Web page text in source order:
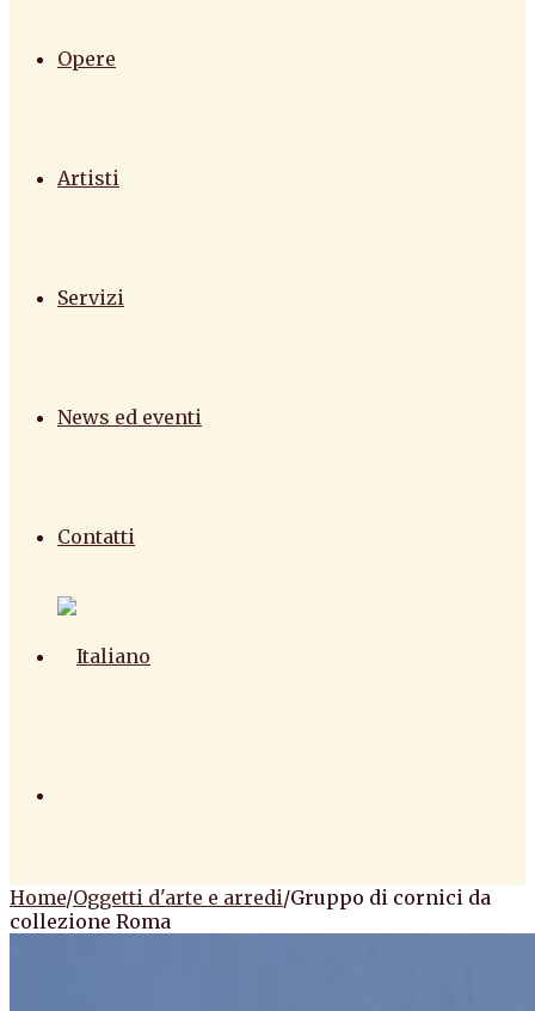
Opere
Artisti
Servizi
News ed eventi
Contatti
Home/Oggetti d'arte e arredi/Gruppo di cornici da
collezione Roma